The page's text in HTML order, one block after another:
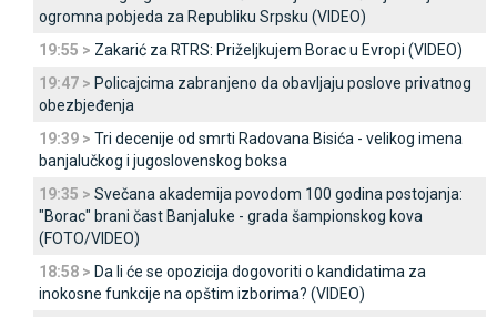
ogromna pobjeda za Republiku Srpsku (VIDEO)
19:55 > Zakarić za RTRS: Priželjkujem Borac u Evropi (VIDEO)
19:47 > Policajcima zabranjeno da obavljaju poslove privatnog
obezbjeđenja
19:39 > Tri decenije od smrti Radovana Bisića - velikog imena
banjalučkog i jugoslovenskog boksa
19:35 > Svečana akademija povodom 100 godina postojanja:
"Borac" brani čast Banjaluke - grada šampionskog kova
(FOTO/VIDEO)
18:58 > Da li će se opozicija dogovoriti o kandidatima za
inokosne funkcije na opštim izborima? (VIDEO)